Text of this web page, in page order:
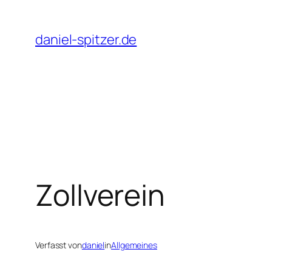
Inhalt
springen
daniel-spitzer.de
Zollverein
Verfasst vondanielinAllgemeines